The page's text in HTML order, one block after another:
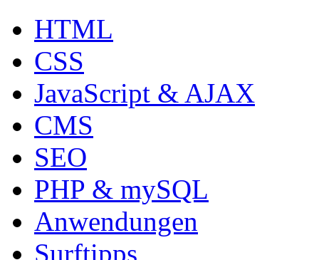
HTML
CSS
JavaScript & AJAX
CMS
SEO
PHP & mySQL
Anwendungen
Surftipps